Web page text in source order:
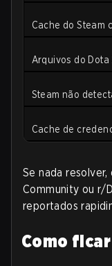
Cache do Steam
Arquivos do
Steam não
Cache de
Se nada
Community ou r/
reportados
Como